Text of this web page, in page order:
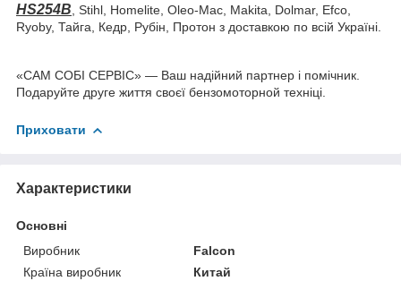
HS254B , Stihl, Homelite, Oleo-Mac, Makita, Dolmar, Efco,
Ryoby, Тайга, Кедр, Рубін, Протон з доставкою по всій Україні.
«САМ СОБІ СЕРВІС» — Ваш надійний партнер і помічник.
Подаруйте друге життя своєї бензомоторной техніці.
Приховати
Характеристики
Основні
Виробник
Falcon
Країна виробник
Китай